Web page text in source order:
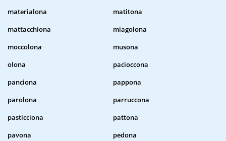
materialona
matitona
mattacchiona
miagolona
moccolona
musona
olona
pacioccona
panciona
pappona
parolona
parruccona
pasticciona
pattona
pavona
pedona